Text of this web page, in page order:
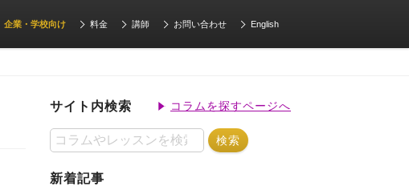
企業・学校向け 料金 講師 お問い合わせ English
サイト内検索 コラムを探すページへ
新着記事